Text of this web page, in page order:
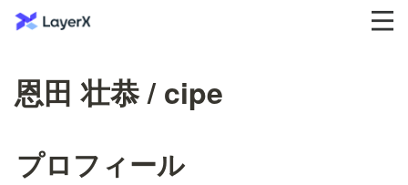
恩田 壮恭 / cipe
プロフィール